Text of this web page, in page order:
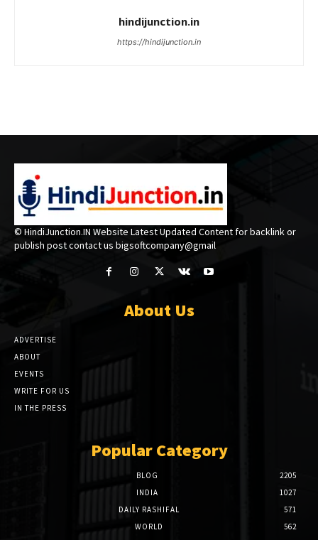
hindijunction.in
https://hindijunction.in
© HindiJunction.IN Website Latest Updated Content for backlink or
publish post contact us bigsoftcompany@gmail
About Us
ADVERTISE
ABOUT
EVENTS
WRITE FOR US
IN THE PRESS
Popular Category
BLOG
2205
INDIA
1027
DAILY RASHIFAL
571
WORLD
562